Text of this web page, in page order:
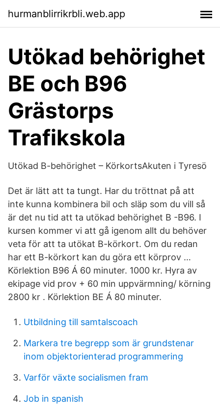
hurmanblirrikrbli.web.app
Utökad behörighet
BE och B96
Grästorps
Trafikskola
Utökad B-behörighet – KörkortsAkuten i Tyresö
Det är lätt att ta tungt. Har du tröttnat på att
inte kunna kombinera bil och släp som du vill så
är det nu tid att ta utökad behörighet B -B96. I
kursen kommer vi att gå igenom allt du behöver
veta för att ta utökat B-körkort. Om du redan
har ett B-körkort kan du göra ett körprov …
Körlektion B96 Á 60 minuter. 1000 kr. Hyra av
ekipage vid prov + 60 min uppvärmning/ körning
2800 kr . Körlektion BE Á 80 minuter.
Utbildning till samtalscoach
Markera tre begrepp som är grundstenar
inom objektorienterad programmering
Varför växte socialismen fram
Job in spanish